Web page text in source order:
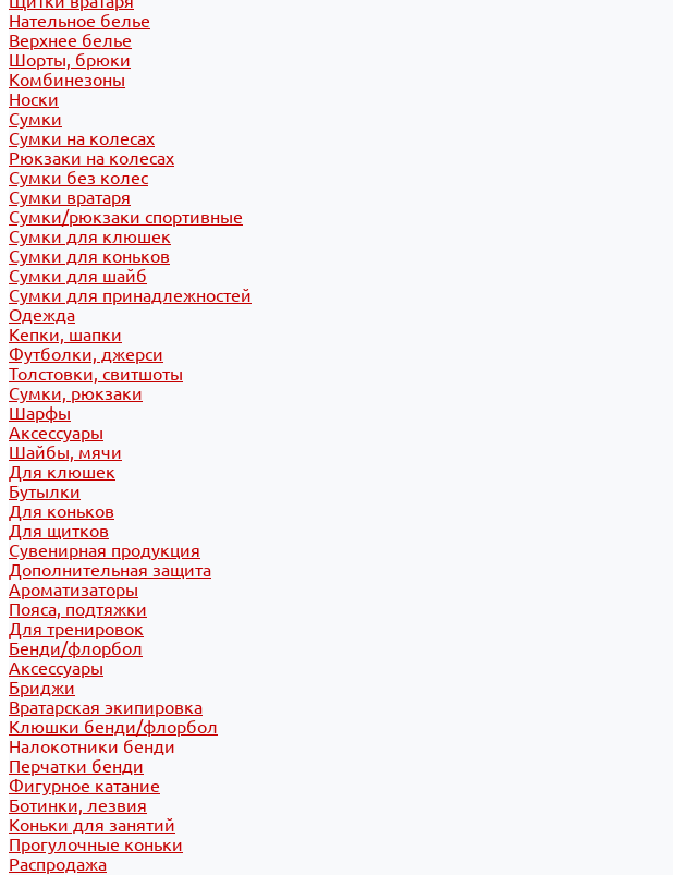
Нательное белье
Верхнее белье
Шорты, брюки
Комбинезоны
Носки
Сумки
Сумки на колесах
Рюкзаки на колесах
Сумки без колес
Сумки вратаря
Сумки/рюкзаки спортивные
Сумки для клюшек
Сумки для коньков
Сумки для шайб
Сумки для принадлежностей
Одежда
Кепки, шапки
Футболки, джерси
Толстовки, свитшоты
Сумки, рюкзаки
Шарфы
Аксессуары
Шайбы, мячи
Для клюшек
Бутылки
Для коньков
Для щитков
Сувенирная продукция
Дополнительная защита
Ароматизаторы
Пояса, подтяжки
Для тренировок
Бенди/флорбол
Аксессуары
Бриджи
Вратарская экипировка
Клюшки бенди/флорбол
Налокотники бенди
Перчатки бенди
Фигурное катание
Ботинки, лезвия
Коньки для занятий
Прогулочные коньки
Распродажа